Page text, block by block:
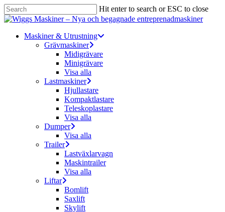
Skip
to
content
Hit enter to search or ESC to close
Close
Menu
Maskiner & Utrustning
Grävmaskiner
Midigrävare
Minigrävare
Visa alla
Lastmaskiner
Hjullastare
Kompaktlastare
Teleskoplastare
Visa alla
Dumper
Visa alla
Trailer
Lastväxlarvagn
Maskintrailer
Visa alla
Liftar
Bomlift
Saxlift
Skylift